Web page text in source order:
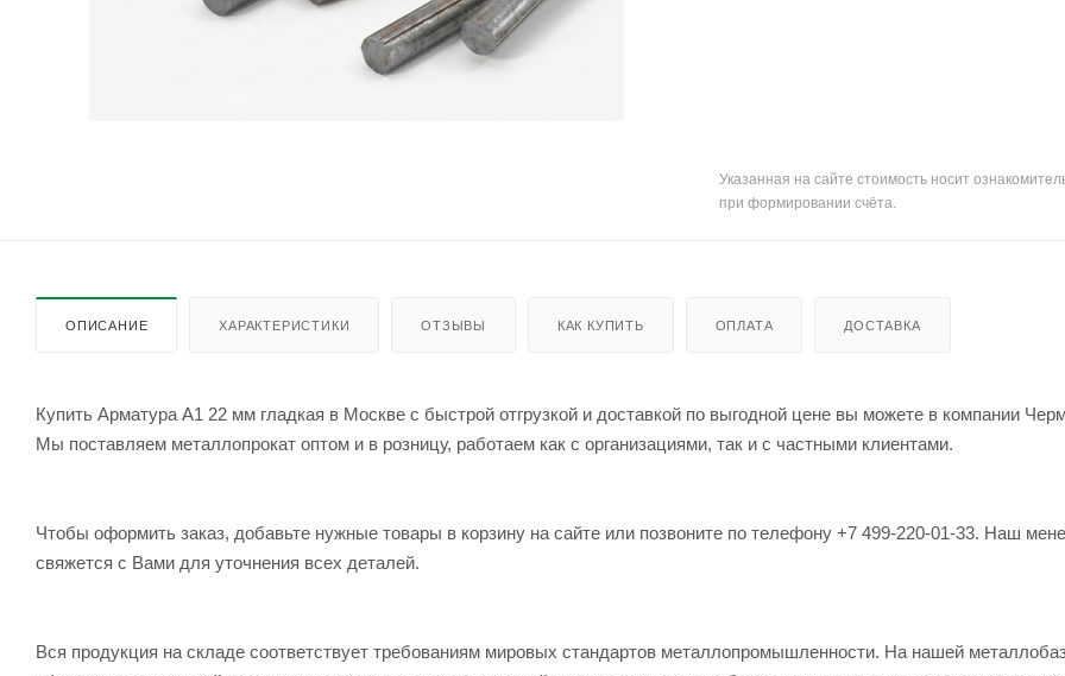
Указанная на сайте стоимость носит
при формировании счёта.
ОПИСАНИЕ ХАРАКТЕРИСТИКИ ОТЗЫВЫ КАК КУПИТЬ ОПЛАТА ДОСТАВКА
Купить Арматура А1 22 мм гладкая в Москве с быстрой отгрузкой и доставкой по выгодной цене вы можете в компании
Мы поставляем металлопрокат оптом и в розницу, работаем как с организациями, так и с частными клиентами.
Чтобы оформить заказ, добавьте нужные товары в корзину на сайте или позвоните по телефону +7 499-220-01-33. Наш
свяжется с Вами для уточнения всех деталей.
Вся продукция на складе соответствует требованиям мировых стандартов металлопромышленности. На нашей